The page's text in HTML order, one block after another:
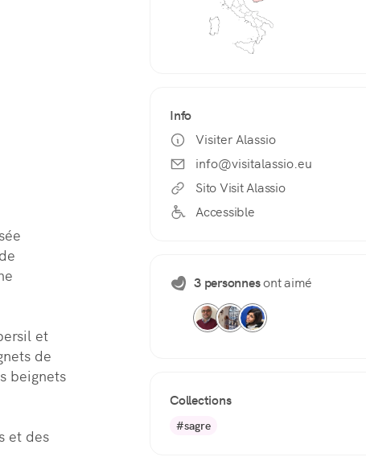
et
de
beignets
et des
Info
Visiter Alassio
info@visitalassio.eu
Sito Visit Alassio
Accessible
3 personnesont aimé
Collections
#sagre